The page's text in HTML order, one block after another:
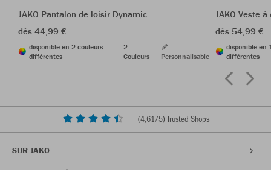
JAKO Pantalon de loisir Dynamic
dès 44,99 €
disponible en 2 couleurs
différentes
2
Couleurs
Personnalisable
JAKO Veste
dès 54,99 €
disponible en
différentes
(4,61/5) Trusted Shops
SUR JAKO